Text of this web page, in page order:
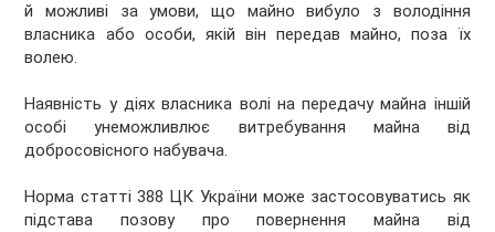
й можливі за умови, що майно вибуло з володіння
власника або особи, якій він передав майно, поза їх
волею.
Наявність у діях власника волі на передачу майна іншій
особі унеможливлює витребування майна від
добросовісного набувача.
Норма статті 388 ЦК України може застосовуватись як
підстава позову про повернення майна від